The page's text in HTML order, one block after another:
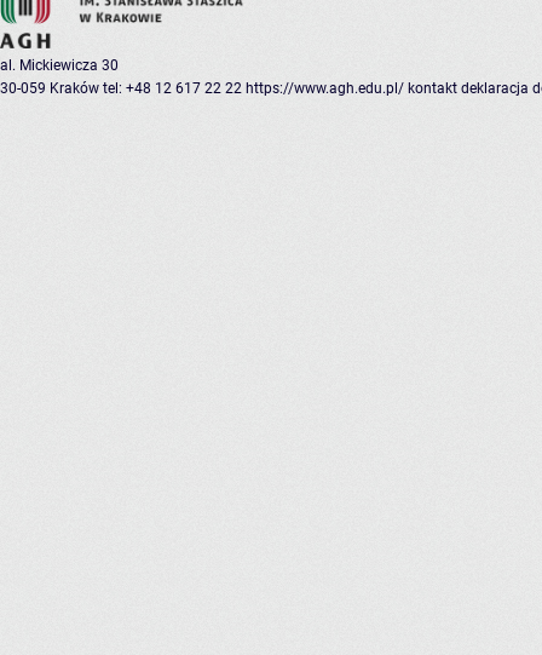
al. Mickiewicza 30
30-059 Kraków tel: +48 12 617 22 22 https://www.agh.edu.pl/ kontakt deklaracja